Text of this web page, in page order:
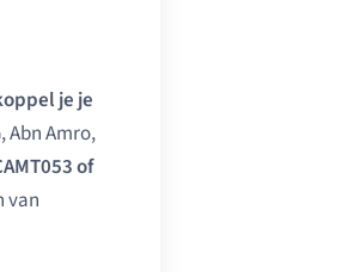
je je
Abn Amro,
of
van